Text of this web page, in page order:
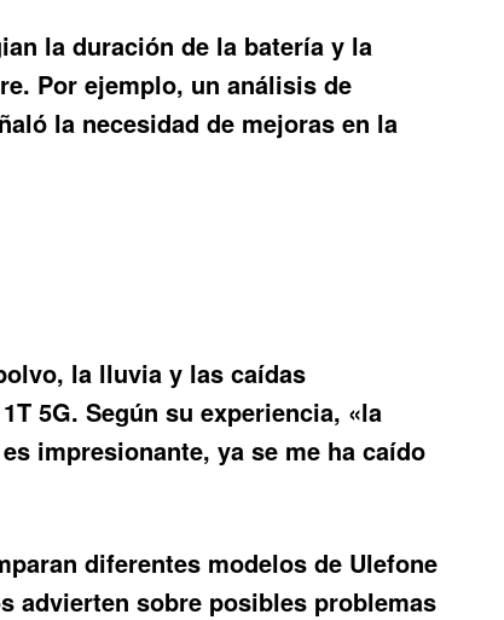
la duración de la batería y la
Por ejemplo, un análisis de
la necesidad de mejoras en la
la lluvia y las caídas
5G. Según su experiencia, «la
impresionante, ya se me ha caído
diferentes modelos de Ulefone
advierten sobre posibles problemas